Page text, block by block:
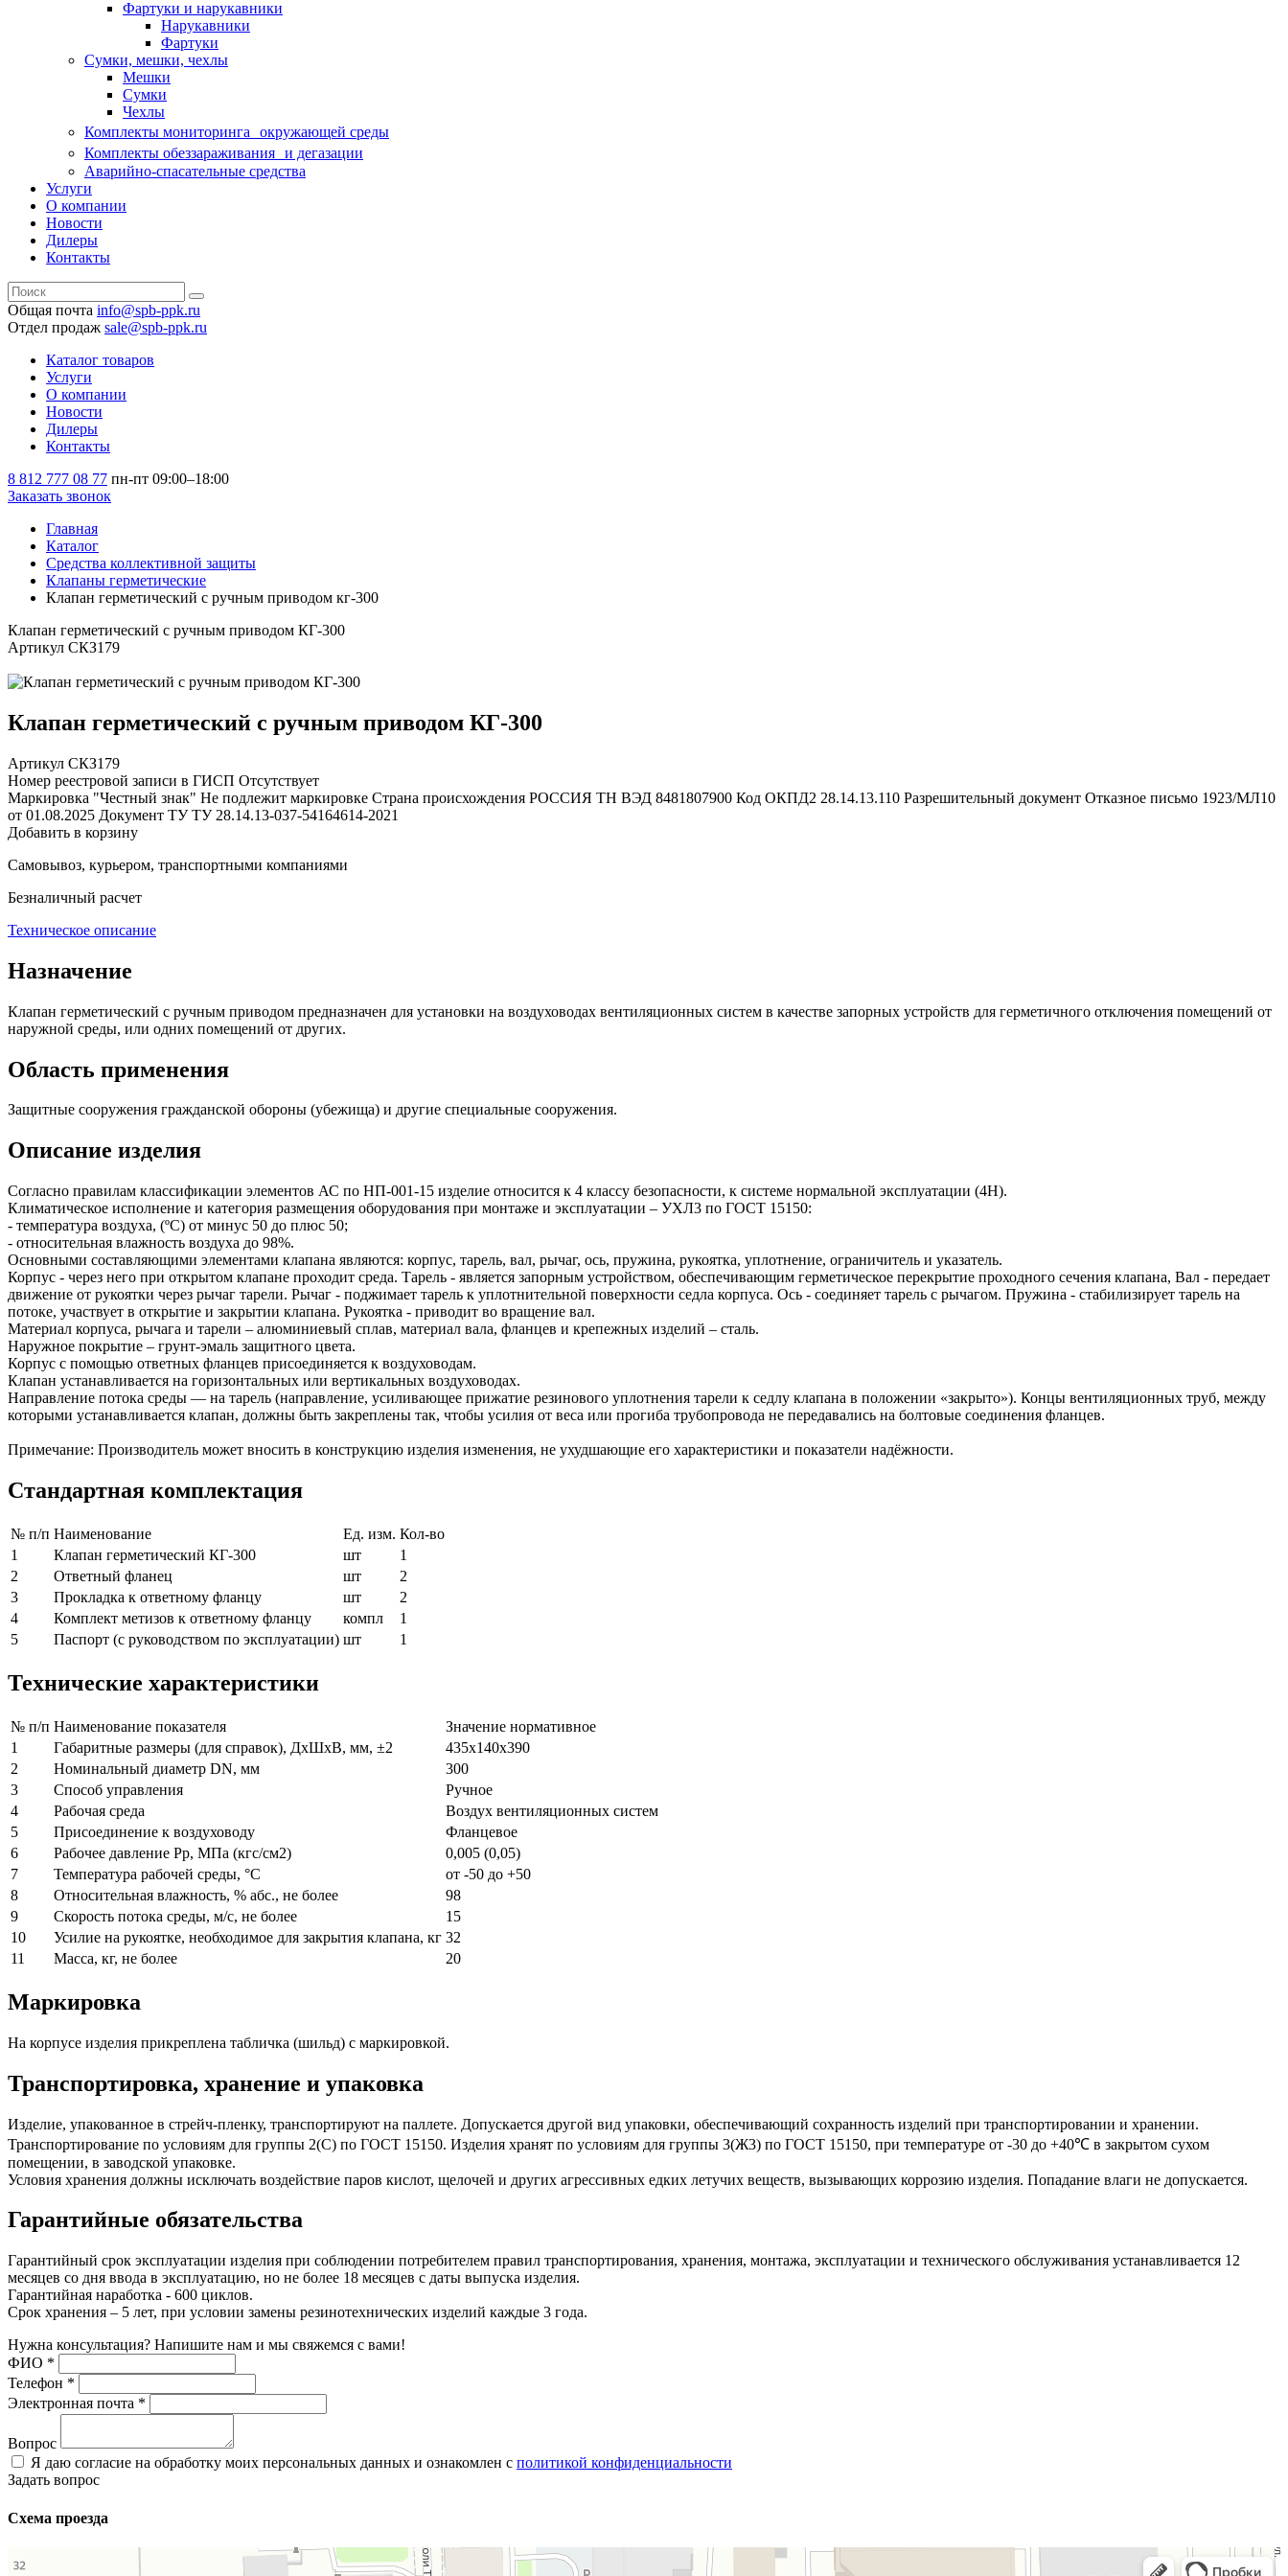
Фартуки и нарукавники
Нарукавники
Фартуки
Сумки, мешки, чехлы
Мешки
Сумки
Чехлы
Комплекты мониторинга окружающей среды
Комплекты обеззараживания и дегазации
Аварийно-спасательные средства
Услуги
О компании
Новости
Дилеры
Контакты
Общая почта info@spb-ppk.ru
Отдел продаж sale@spb-ppk.ru
Каталог товаров
Услуги
О компании
Новости
Дилеры
Контакты
8 812 777 08 77 пн-пт 09:00–18:00
Заказать звонок
Главная
Каталог
Средства коллективной защиты
Клапаны герметические
Клапан герметический с ручным приводом кг-300
Клапан герметический с ручным приводом КГ-300
Артикул СКЗ179
Клапан герметический с ручным приводом КГ-300
Артикул СКЗ179
Номер реестровой записи в ГИСП Отсутствует
Маркировка "Честный знак" Не подлежит маркировке Страна происхождения РОССИЯ ТН ВЭД 8481807900 Код ОКПД2 28.14.13.110 Разрешительный документ Отказное письмо 1923/МЛ10
от 01.08.2025 Документ ТУ ТУ 28.14.13-037-54164614-2021
Добавить в корзину
Самовывоз, курьером, транспортными компаниями
Безналичный расчет
Техническое описание
Назначение
Клапан герметический с ручным приводом предназначен для установки на воздуховодах вентиляционных систем в качестве запорных устройств для герметичного отключения помещений от
наружной среды, или одних помещений от других.
Область применения
Защитные сооружения гражданской обороны (убежища) и другие специальные сооружения.
Описание изделия
Согласно правилам классификации элементов АС по НП-001-15 изделие относится к 4 классу безопасности, к системе нормальной эксплуатации (4Н).
Климатическое исполнение и категория размещения оборудования при монтаже и эксплуатации – УХЛ3 по ГОСТ 15150:
- температура воздуха, (ºС) от минус 50 до плюс 50;
- относительная влажность воздуха до 98%.
Основными составляющими элементами клапана являются: корпус, тарель, вал, рычаг, ось, пружина, рукоятка, уплотнение, ограничитель и указатель.
Корпус - через него при открытом клапане проходит среда. Тарель - является запорным устройством, обеспечивающим герметическое перекрытие проходного сечения клапана, Вал - передает
движение от рукоятки через рычаг тарели. Рычаг - поджимает тарель к уплотнительной поверхности седла корпуса. Ось - соединяет тарель с рычагом. Пружина - стабилизирует тарель на
потоке, участвует в открытие и закрытии клапана. Рукоятка - приводит во вращение вал.
Материал корпуса, рычага и тарели – алюминиевый сплав, материал вала, фланцев и крепежных изделий – сталь.
Наружное покрытие – грунт-эмаль защитного цвета.
Корпус с помощью ответных фланцев присоединяется к воздуховодам.
Клапан устанавливается на горизонтальных или вертикальных воздуховодах.
Направление потока среды — на тарель (направление, усиливающее прижатие резинового уплотнения тарели к седлу клапана в положении «закрыто»). Концы вентиляционных труб, между
которыми устанавливается клапан, должны быть закреплены так, чтобы усилия от веса или прогиба трубопровода не передавались на болтовые соединения фланцев.
Примечание: Производитель может вносить в конструкцию изделия изменения, не ухудшающие его характеристики и показатели надёжности.
Стандартная комплектация
№ п/п Наименование Ед. изм. Кол-во
1
Клапан герметический КГ-300 шт
1
2
Ответный фланец шт
2
3
Прокладка к ответному фланцу шт
2
4
Комплект метизов к ответному фланцу компл
1
5
Паспорт (с руководством по эксплуатации) шт 1
Технические характеристики
№ п/п Наименование показателя
Значение нормативное
1
Габаритные размеры (для справок), ДхШхВ, мм, ±2
435х140х390
2
Номинальный диаметр DN, мм
300
3
Способ управления
Ручное
4
Рабочая среда
Воздух вентиляционных систем
5
Присоединение к воздуховоду
Фланцевое
6
Рабочее давление Рр, МПа (кгс/см2)
0,005 (0,05)
7
Температура рабочей среды, °С
от -50 до +50
8
Относительная влажность, % абс., не более
98
9
Скорость потока среды, м/с, не более
15
10
Усилие на рукоятке, необходимое для закрытия клапана, кг 32
11
Масса, кг, не более 20
Маркировка
На корпусе изделия прикреплена табличка (шильд) с маркировкой.
Транспортировка, хранение и упаковка
Изделие, упакованное в стрейч-пленку, транспортируют на паллете. Допускается другой вид упаковки, обеспечивающий сохранность изделий при транспортировании и хранении.
Транспортирование по условиям для группы 2(С) по ГОСТ 15150. Изделия хранят по условиям для группы 3(Ж3) по ГОСТ 15150, при температуре от -30 до +40℃ в закрытом сухом
помещении, в заводской упаковке.
Условия хранения должны исключать воздействие паров кислот, щелочей и других агрессивных едких летучих веществ, вызывающих коррозию изделия. Попадание влаги не допускается.
Гарантийные обязательства
Гарантийный срок эксплуатации изделия при соблюдении потребителем правил транспортирования, хранения, монтажа, эксплуатации и технического обслуживания устанавливается 12
месяцев со дня ввода в эксплуатацию, но не более 18 месяцев с даты выпуска изделия.
Гарантийная наработка - 600 циклов.
Срок хранения – 5 лет, при условии замены резинотехнических изделий каждые 3 года.
Нужна консультация? Напишите нам и мы свяжемся с вами!
ФИО *
Телефон *
Электронная почта *
Вопрос
Я даю согласие на обработку моих персональных данных и ознакомлен с политикой конфиденциальности
Задать вопрос
Схема проезда